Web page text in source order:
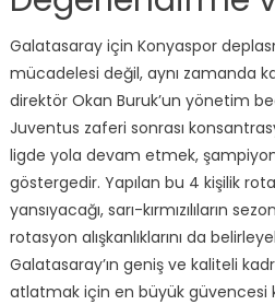
Galatasaray için Konyaspor
mücadelesi değil, aynı zamanda
direktör Okan Buruk’un yönetim
Juventus zaferi sonrası
ligde yola devam etmek,
göstergedir. Yapılan bu 4 kişilik
yansıyacağı, sarı-kırmızılıların
rotasyon alışkanlıklarını da
Galatasaray’ın geniş ve kaliteli
atlatmak için en büyük güvencesi